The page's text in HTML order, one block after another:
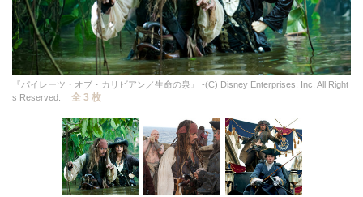
『パイレーツ・オブ・カリビアン／生命の泉』 -(C) Disney Enterprises, Inc. All Right
s Reserved.
全 3 枚